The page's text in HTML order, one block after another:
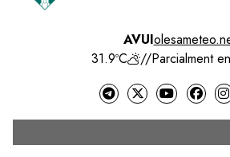
AVUI
31.9ºC
//Parcialment